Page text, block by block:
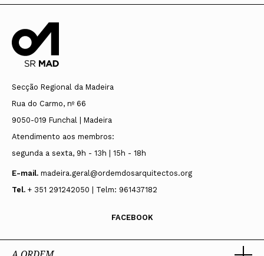
Secção Regional da Madeira
Rua do Carmo, nº 66
9050-019 Funchal | Madeira
Atendimento aos membros:
segunda a sexta, 9h - 13h | 15h - 18h
E-mail. madeira.geral@ordemdosarquitectos.org
Tel. + 351 291242050 | Telm: 961437182
FACEBOOK